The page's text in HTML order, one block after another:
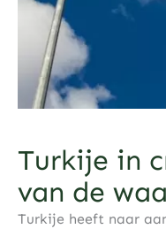
Turkije in
van de
Turkije heeft naar